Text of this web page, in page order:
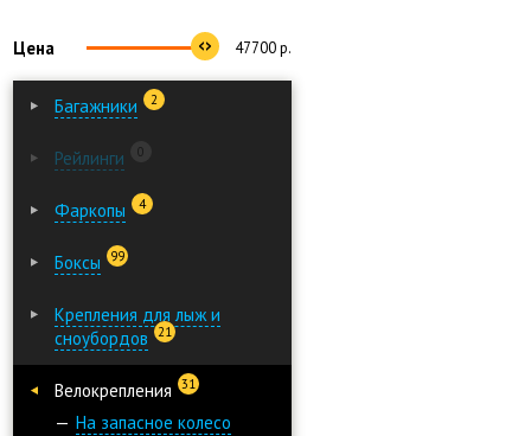
Цена 47700р.
Багажники 2
Рейлинги 0
Фаркопы 4
Боксы 99
Крепления для лыж и
сноубордов
21
Велокрепления 31
На запасное колесо